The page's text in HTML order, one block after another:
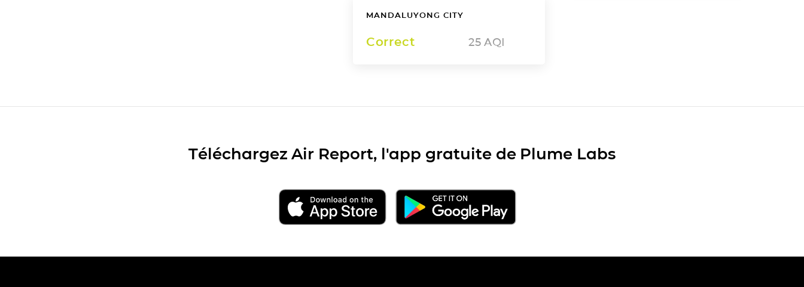
MANDALUYONG CITY
Correct 25 AQI
Téléchargez Air Report, l'app gratuite de Plume Labs